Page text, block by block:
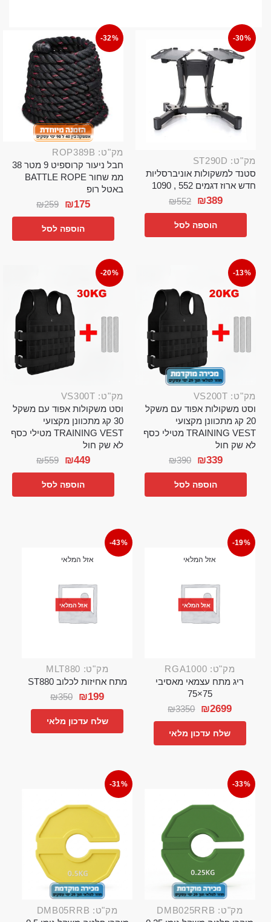
-30%
מק"ט: ST290D
סטנד למשקולות אוניברסליות
חדש ארוז דגמים 552 , 1090
₪552 ₪389
הוספה לסל
-32%
מק"ט: ROP389B
חבל ניעור קרוספיט 9 מטר 38
ממ שחור BATTLE ROPE
באטל רופ
₪259 ₪175
הוספה לסל
-13%
מק"ט: VS200T
וסט משקולות אפוד עם משקל
20 קג מתכוונן מקצועי
TRAINING VEST מטילי כסף
לא שק חול
₪390 ₪339
הוספה לסל
-20%
מק"ט: VS300T
וסט משקולות אפוד עם משקל
30 קג מתכוונן מקצועי
TRAINING VEST מטילי כסף
לא שק חול
₪559 ₪449
הוספה לסל
-19%
אזל המלאי
אזל המלאי
מק"ט: RGA1000
ריג מתח עצמאי מאסיבי
75×75
₪3350 ₪2699
שלח עדכון מלאי
-43%
אזל המלאי
אזל המלאי
מק"ט: MLT880
מתח אחיזות לכלוב ST880
₪350 ₪199
שלח עדכון מלאי
-33%
מק"ט: DMB025RRB
-31%
מק"ט: DMB05RRB